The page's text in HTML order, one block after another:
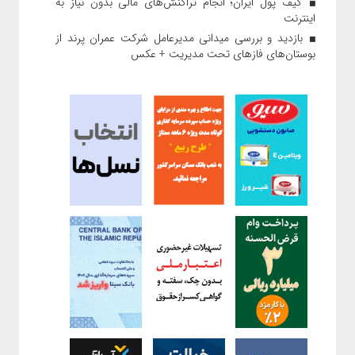
اینترنت
بازدید و بررسی میدانی مدیرعامل شرکت عمران پرند از
بوستان‌های فازهای تحت مدیریت + عکس